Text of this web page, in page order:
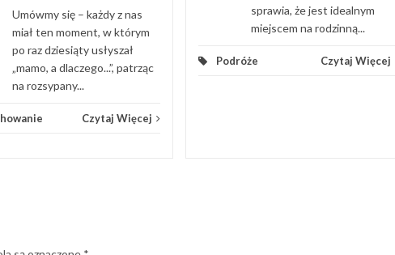
Umówmy się – każdy z nas
miał ten moment, w którym
po raz dziesiąty usłyszał
„mamo, a dlaczego...”, patrząc
na rozsypany...
Czytaj Więcej
sprawia, że jest idealnym
miejscem na rodzinną...
Podróże Czytaj Więcej